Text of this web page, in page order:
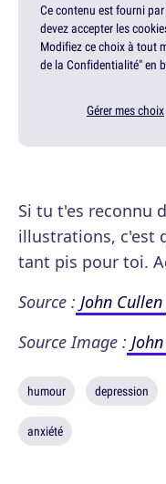
Ce contenu est fourni
devez accepter les
Modifiez ce choix à tout
de la Confidentialité" en
Gérer mes choix
Si tu t'es reconnu
illustrations, c'est
tant pis pour toi.
Source : John Cullen
Source Image :
humour depression
anxiété